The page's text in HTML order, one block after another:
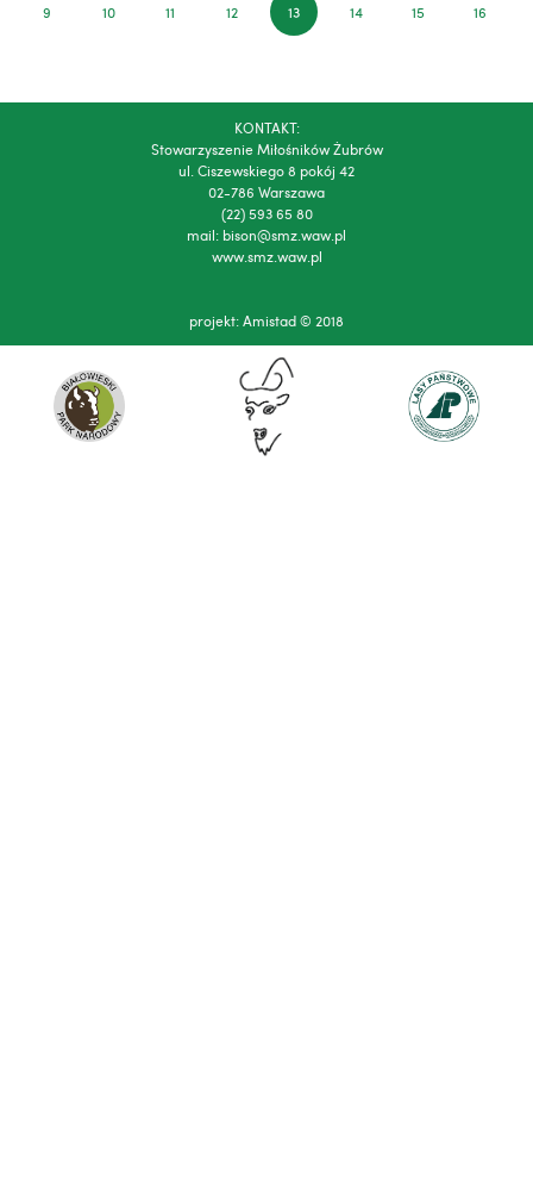
9 10 11 12 13 14 15 16
KONTAKT:
Stowarzyszenie Miłośników Żubrów
ul. Ciszewskiego 8 pokój 42
02-786 Warszawa
(22) 593 65 80
mail: bison@smz.waw.pl
www.smz.waw.pl
projekt:Amistad© 2018